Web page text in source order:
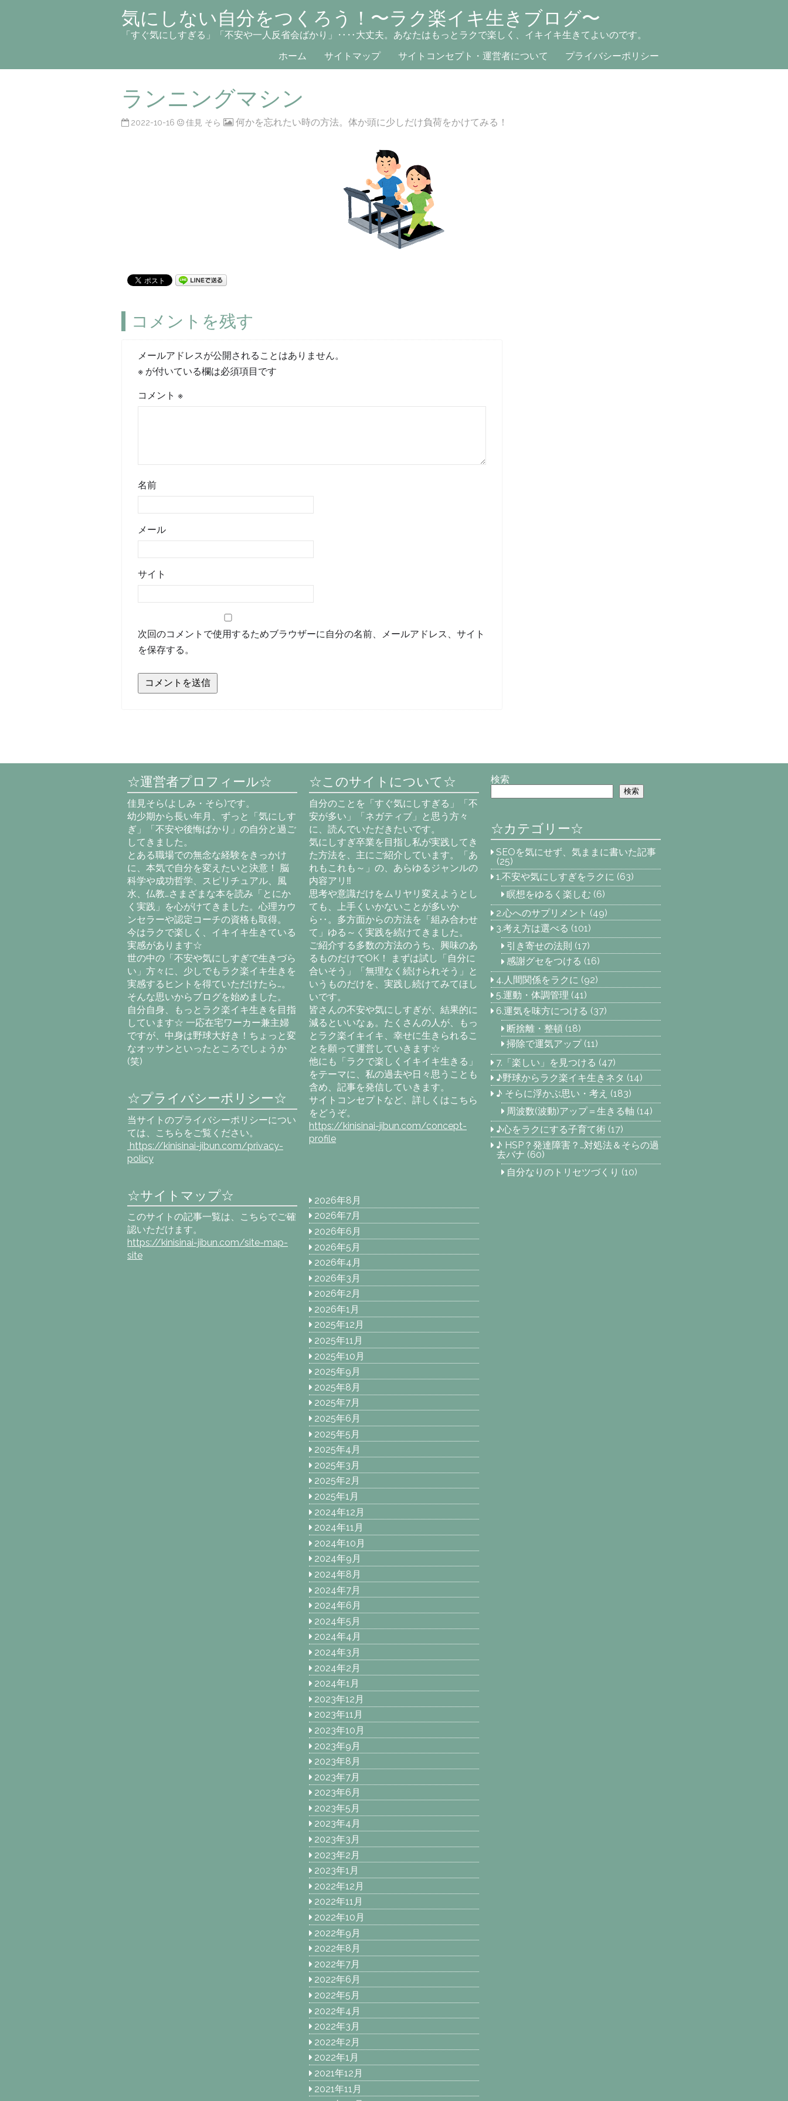
気にしない自分をつくろう！〜ラク楽イキ生きブログ〜
「すぐ気にしすぎる」「不安や一人反省会ばかり」‥‥大丈夫。あなたはもっとラクで楽しく、イキイキ生きてよいのです。
ホーム
サイトマップ サイトコンセプト・運営者について プライバシーポリシー
ランニングマシン
2022-10-16 佳見 そら 何かを忘れたい時の方法。体か頭に少しだけ負荷をかけてみる！
コメントを残す
メールアドレスが公開されることはありません。
※ が付いている欄は必須項目です
コメント※
名前
メール
サイト
次回のコメントで使用するためブラウザーに自分の名前、メールアドレス、サイト
を保存する。
☆運営者プロフィール☆
佳見そら(よしみ・そら)です。
幼少期から長い年月、ずっと「気にしす
ぎ」「不安や後悔ばかり」の自分と過ご
してきました。
とある職場での無念な経験をきっかけ
に、本気で自分を変えたいと決意！ 脳
科学や成功哲学、スピリチュアル、風
水、仏教…さまざまな本を読み「とにか
く実践」を心がけてきました。心理カウ
ンセラーや認定コーチの資格も取得。
今はラクで楽しく、イキイキ生きている
実感があります☆
世の中の「不安や気にしすぎで生きづら
い」方々に、少しでもラク楽イキ生きを
実感するヒントを得ていただけたら…。
そんな思いからブログを始めました。
自分自身、もっとラク楽イキ生きを目指
しています☆ 一応在宅ワーカー兼主婦
ですが、中身は野球大好き！ちょっと変
なオッサンといったところでしょうか
(笑)
☆このサイトについて☆
自分のことを「すぐ気にしすぎる」「不
安が多い」「ネガティブ」と思う方々
に、読んでいただきたいです。
気にしすぎ卒業を目指し私が実践してき
た方法を、主にご紹介しています。「あ
れもこれも～」の、あらゆるジャンルの
内容アリ‼
思考や意識だけをムリヤリ変えようとし
ても、上手くいかないことが多いか
ら‥。多方面からの方法を「組み合わせ
て」ゆる～く実践を続けてきました。
ご紹介する多数の方法のうち、興味のあ
るものだけでOK！ まずは試し「自分に
合いそう」「無理なく続けられそう」と
いうものだけを、実践し続けてみてほし
いです。
皆さんの不安や気にしすぎが、結果的に
減るといいなぁ。たくさんの人が、もっ
とラク楽イキイキ、幸せに生きられるこ
とを願って運営していきます☆
他にも「ラクで楽しくイキイキ生きる」
をテーマに、私の過去や日々思うことも
含め、記事を発信していきます。
サイトコンセプトなど、詳しくはこちら
をどうぞ。
https://kinisinai-jibun.com/concept-
profile
検索
検索
☆カテゴリー☆
SEOを気にせず、気ままに書いた記事
(25)
1.不安や気にしすぎをラクに (63)
瞑想をゆるく楽しむ (6)
2.心へのサプリメント (49)
3.考え方は選べる (101)
引き寄せの法則 (17)
感謝グセをつける (16)
4.人間関係をラクに (92)
5.運動・体調管理 (41)
6.運気を味方につける (37)
断捨離・整頓(18)
掃除で運気アップ(11)
7.「楽しい」を見つける (47)
♪野球からラク楽イキ生きネタ (14)
♪ そらに浮かぶ思い・考え (183)
周波数(波動)アップ＝生きる軸 (14)
♪心をラクにする子育て術 (17)
♪ HSP？発達障害？…対処法＆そらの過
去バナ (60)
自分なりのトリセツづくり (10)
☆プライバシーポリシー☆
当サイトのプライバシーポリシーについ
ては、こちらをご覧ください。
https://kinisinai-jibun.com/privacy-
policy
☆サイトマップ☆
このサイトの記事一覧は、こちらでご確
認いただけます。
https://kinisinai-jibun.com/site-map-
site
2026年8月
2026年7月
2026年6月
2026年5月
2026年4月
2026年3月
2026年2月
2026年1月
2025年12月
2025年11月
2025年10月
2025年9月
2025年8月
2025年7月
2025年6月
2025年5月
2025年4月
2025年3月
2025年2月
2025年1月
2024年12月
2024年11月
2024年10月
2024年9月
2024年8月
2024年7月
2024年6月
2024年5月
2024年4月
2024年3月
2024年2月
2024年1月
2023年12月
2023年11月
2023年10月
2023年9月
2023年8月
2023年7月
2023年6月
2023年5月
2023年4月
2023年3月
2023年2月
2023年1月
2022年12月
2022年11月
2022年10月
2022年9月
2022年8月
2022年7月
2022年6月
2022年5月
2022年4月
2022年3月
2022年2月
2022年1月
2021年12月
2021年11月